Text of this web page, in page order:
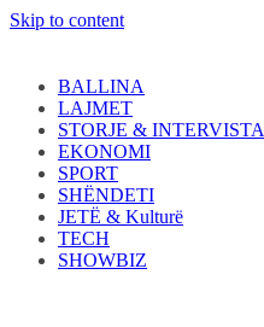
Skip to content
BALLINA
LAJMET
STORJE & INTERVISTA
EKONOMI
SPORT
SHËNDETI
JETË & Kulturë
TECH
SHOWBIZ